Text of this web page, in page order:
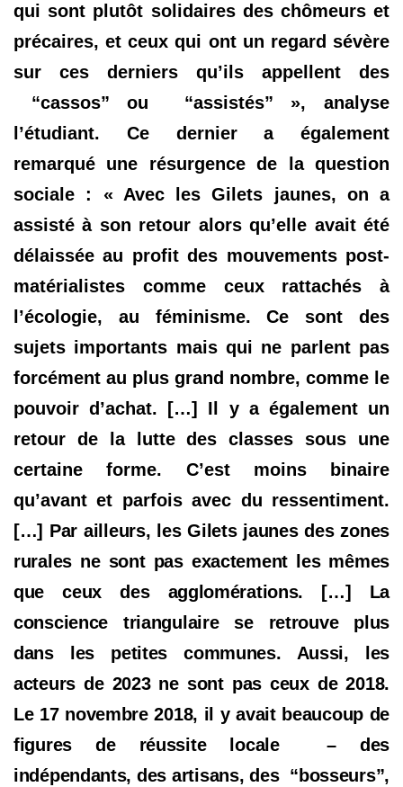
qui sont plutôt solidaires des chômeurs et
précaires, et ceux qui ont un regard sévère
sur ces derniers qu’ils appellent des
“cassos” ou “assistés” », analyse
l’étudiant. Ce dernier a également
remarqué une résurgence de la question
sociale : « Avec les Gilets jaunes, on a
assisté à son retour alors qu’elle avait été
délaissée au profit des mouvements post-
matérialistes comme ceux rattachés à
l’écologie, au féminisme. Ce sont des
sujets importants mais qui ne parlent pas
forcément au plus grand nombre, comme le
pouvoir d’achat. […] Il y a également un
retour de la lutte des classes sous une
certaine forme. C’est moins binaire
qu’avant et parfois avec du ressentiment.
[…] Par ailleurs, les Gilets jaunes des zones
rurales ne sont pas exactement les mêmes
que ceux des agglomérations. […] La
conscience triangulaire se retrouve plus
dans les petites communes. Aussi, les
acteurs de 2023 ne sont pas ceux de 2018.
Le 17 novembre 2018, il y avait beaucoup de
figures de réussite locale – des
indépendants, des artisans, des “bosseurs”,